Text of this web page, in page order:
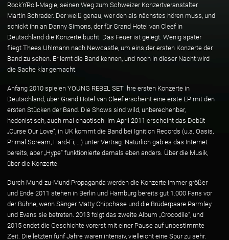
Rock’n’Roll-Magie, seinen Weg zum Schweizer Konzertveranstalter
Martin Schrader. Der weiß genau, wer den als nächstes hören muss, und
schickt ihn an Danny Simons, der für Grand Hotel van Cleef in
Deutschland die Konzerte bucht. Das Feuer ist gelegt. Wenig später
fliegt Thees Uhlmann nach Newcastle, um eins der ersten Konzerte der
Band zu sehen. Er lernt die Band kennen, und noch in dieser Nacht wird
die Sache klar gemacht.
Anfang 2010 spielen YOUNG REBEL SET ihre ersten Konzerte in
Deutschland, über Grand Hotel van Cleef erscheint eine erste EP mit den
ersten Stücken der Band. Die Shows sind wild, unberechenbar,
hedonistisch, auch mal chaotisch. Im April 2011 erscheint das Debüt
„Curse Our Love“, in UK kommt die Band bei Ignition Records (u.a. Oasis,
Primal Scream, Hard-Fi, …) unter Vertrag. Natürlich gab es das Internet
bereits, aber „Hype“ funktionierte damals eben anders. Über die Musik,
über die Konzerte.
Durch Mund-zu-Mund Propaganda werden die Konzerte immer größer
und Ende 2011 stehen in Berlin und Hamburg bereits gut 1.000 Fans vor
der Bühne, wenn Sänger Matty Chipchase und die Brüderpaare Parmley
und Evans sie betreten. 2013 folgt das zweite Album „Crocodile“, und
2015 endet die Geschichte vorerst mit einer Pause auf unbestimmte
Zeit. Die letzten fünf Jahre waren intensiv, vielleicht eine Spur zu sehr.